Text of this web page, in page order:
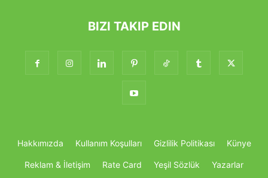
BIZI TAKIP EDIN
Hakkımızda Kullanım Koşulları Gizlilik Politikası Künye
Reklam & İletişim Rate Card Yeşil Sözlük Yazarlar